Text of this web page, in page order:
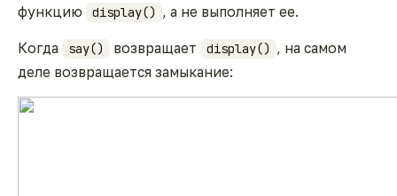
функцию
display() , а не выполняет ее.
Когда say() возвращает display() , на самом
деле возвращается замыкание: